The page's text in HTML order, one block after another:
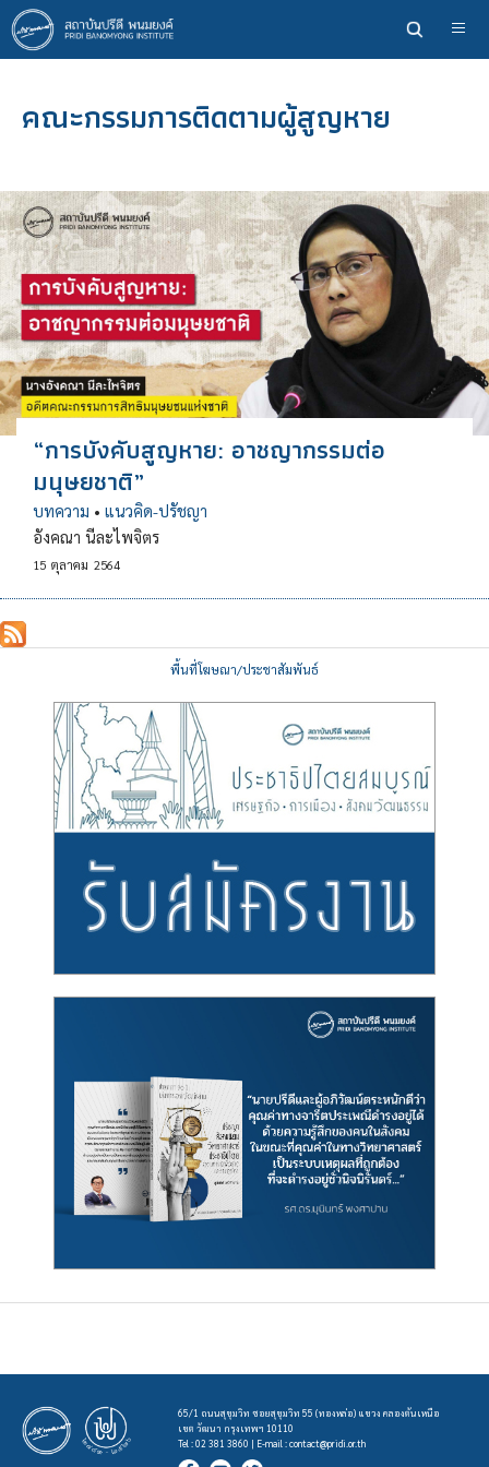
ข้าม
ไป
ยัง
หลักคณะกรรมการติดตามผู้สูญหาย
“การบังคับสูญหาย: อาชญากรรมต่อ
มนุษยชาติ”
บทความ • แนวคิด-ปรัชญา
อังคณา นีละไพจิตร
15 ตุลาคม 2564
พื้นที่โฆษณา/ประชาสัมพันธ์
65/1 ถนนสุขุมวิท ซอยสุขุมวิท 55 (ทองหล่อ) แขวง คลองตันเหนือ
เขต วัฒนา กรุงเทพฯ 10110
Tel : 02 381 3860 | E-mail :contact@pridi.or.th